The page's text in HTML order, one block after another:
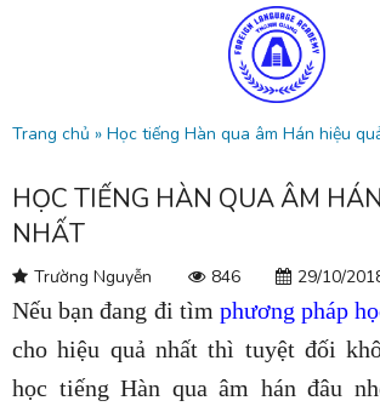
Trang chủ » Học tiếng Hàn qua âm Hán hiệu
HỌC TIẾNG HÀN QUA ÂM
NHẤT
Trường Nguyễn 846 29/10/
Nếu bạn đang đi tìm phương pháp
cho hiệu quả nhất thì tuyệt đối
học tiếng Hàn qua âm hán đâu